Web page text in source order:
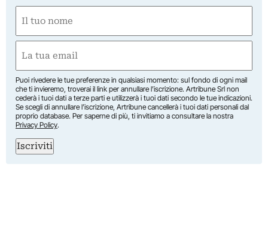
(Required)
First
(Required)
Puoi rivedere le tue preferenze in qualsiasi momento: sul fondo di ogni mail
che ti invieremo, troverai il link per annullare l’iscrizione. Artribune Srl non
cederà i tuoi dati a terze parti e utilizzerà i tuoi dati secondo le tue indicazioni.
Se scegli di annullare l’iscrizione, Artribune cancellerà i tuoi dati personali dal
proprio database. Per saperne di più, ti invitiamo a consultare la nostra
Privacy Policy.
Iscriviti